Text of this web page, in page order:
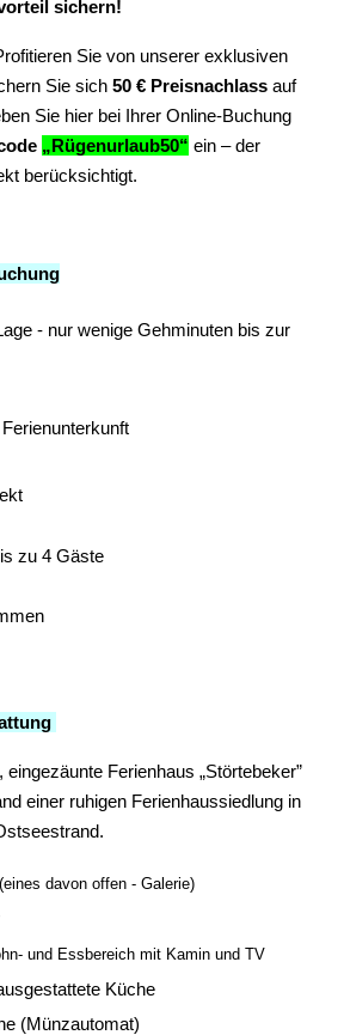
sichern!
Sie von unserer exklusiven
Sie sich 50 € Preisnachlass auf
Sie hier bei Ihrer Online-Buchung
„Rügenurlaub50“ ein – der
berücksichtigt.
- nur wenige Gehminuten bis zur
zu 4 Gäste
Ferienhaus „Störtebeker”
einer ruhigen Ferienhaussiedlung in
davon offen - Galerie)
und Essbereich mit Kamin und TV
Küche
(Münzautomat)